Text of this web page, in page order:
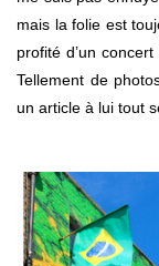
mais la folie est
profité d’un
Tellement de
un article à lui tout